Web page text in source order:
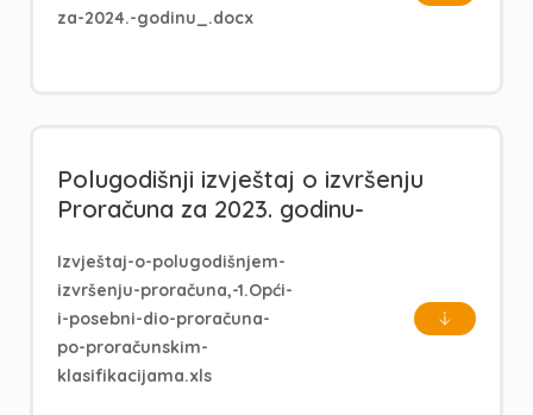
za-2024.-godinu_.docx
Polugodišnji izvještaj o izvršenju
Proračuna za 2023. godinu-
Izvještaj-o-polugodišnjem-
izvršenju-proračuna,-1.Opći-
i-posebni-dio-proračuna-
po-proračunskim-
klasifikacijama.xls